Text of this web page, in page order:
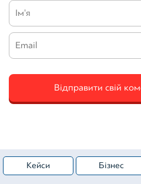
Кейси Бізнес